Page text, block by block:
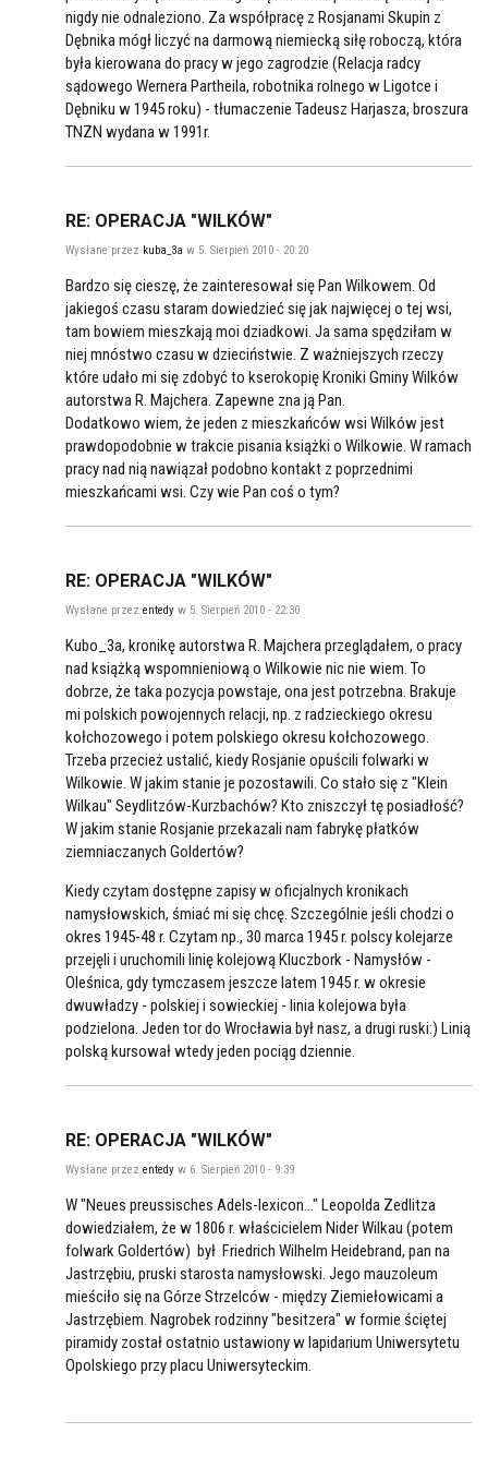
nigdy nie odnaleziono. Za współpracę z Rosjanami Skupin z
Dębnika mógł liczyć na darmową niemiecką siłę roboczą, która
była kierowana do pracy w jego zagrodzie (Relacja radcy
sądowego Wernera Partheila, robotnika rolnego w Ligotce i
Dębniku w 1945 roku) - tłumaczenie Tadeusz Harjasza, broszura
TNZN wydana w 1991r.
RE: OPERACJA "WILKÓW"
Wysłane przez kuba_3a w 5. Sierpień 2010 - 20:20
Bardzo się cieszę, że zainteresował się Pan Wilkowem. Od
jakiegoś czasu staram dowiedzieć się jak najwięcej o tej wsi,
tam bowiem mieszkają moi dziadkowi. Ja sama spędziłam w
niej mnóstwo czasu w dzieciństwie. Z ważniejszych rzeczy
które udało mi się zdobyć to kserokopię Kroniki Gminy Wilków
autorstwa R. Majchera. Zapewne zna ją Pan.
Dodatkowo wiem, że jeden z mieszkańców wsi Wilków jest
prawdopodobnie w trakcie pisania książki o Wilkowie. W ramach
pracy nad nią nawiązał podobno kontakt z poprzednimi
mieszkańcami wsi. Czy wie Pan coś o tym?
RE: OPERACJA "WILKÓW"
Wysłane przez entedy w 5. Sierpień 2010 - 22:30
Kubo_3a, kronikę autorstwa R. Majchera przeglądałem, o pracy
nad książką wspomnieniową o Wilkowie nic nie wiem. To
dobrze, że taka pozycja powstaje, ona jest potrzebna. Brakuje
mi polskich powojennych relacji, np. z radzieckiego okresu
kołchozowego i potem polskiego okresu kołchozowego.
Trzeba przecież ustalić, kiedy Rosjanie opuścili folwarki w
Wilkowie. W jakim stanie je pozostawili. Co stało się z "Klein
Wilkau" Seydlitzów-Kurzbachów? Kto zniszczył tę posiadłość?
W jakim stanie Rosjanie przekazali nam fabrykę płatków
ziemniaczanych Goldertów?
Kiedy czytam dostępne zapisy w oficjalnych kronikach
namysłowskich, śmiać mi się chcę. Szczególnie jeśli chodzi o
okres 1945-48 r. Czytam np., 30 marca 1945 r. polscy kolejarze
przejęli i uruchomili linię kolejową Kluczbork - Namysłów -
Oleśnica, gdy tymczasem jeszcze latem 1945 r. w okresie
dwuwładzy - polskiej i sowieckiej - linia kolejowa była
podzielona. Jeden tor do Wrocławia był nasz, a drugi ruski:) Linią
polską kursował wtedy jeden pociąg dziennie.
RE: OPERACJA "WILKÓW"
Wysłane przez entedy w 6. Sierpień 2010 - 9:39
W "Neues preussisches Adels-lexicon..." Leopolda Zedlitza
dowiedziałem, że w 1806 r. właścicielem Nider Wilkau (potem
folwark Goldertów) był Friedrich Wilhelm Heidebrand, pan na
Jastrzębiu, pruski starosta namysłowski. Jego mauzoleum
mieściło się na Górze Strzelców - między Ziemiełowicami a
Jastrzębiem. Nagrobek rodzinny "besitzera" w formie ściętej
piramidy został ostatnio ustawiony w lapidarium Uniwersytetu
Opolskiego przy placu Uniwersyteckim.